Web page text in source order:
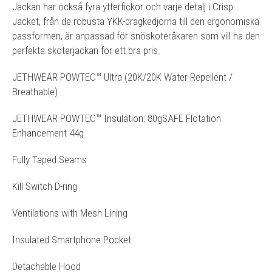
Jackan har också fyra ytterfickor och varje detalj i Crisp
Jacket, från de robusta YKK-dragkedjorna till den ergonomiska
passformen, är anpassad för snöskoteråkaren som vill ha den
perfekta skoterjackan för ett bra pris.
JETHWEAR POWTEC™ Ultra (20K/20K Water Repellent /
Breathable)
JETHWEAR POWTEC™ Insulation: 80gSAFE Flotation
Enhancement 44g
Fully Taped Seams
Kill Switch D-ring
Ventilations with Mesh Lining
Insulated Smartphone Pocket
Detachable Hood